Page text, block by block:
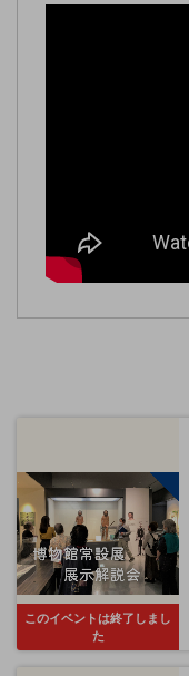
このイベントは終了しまし
た